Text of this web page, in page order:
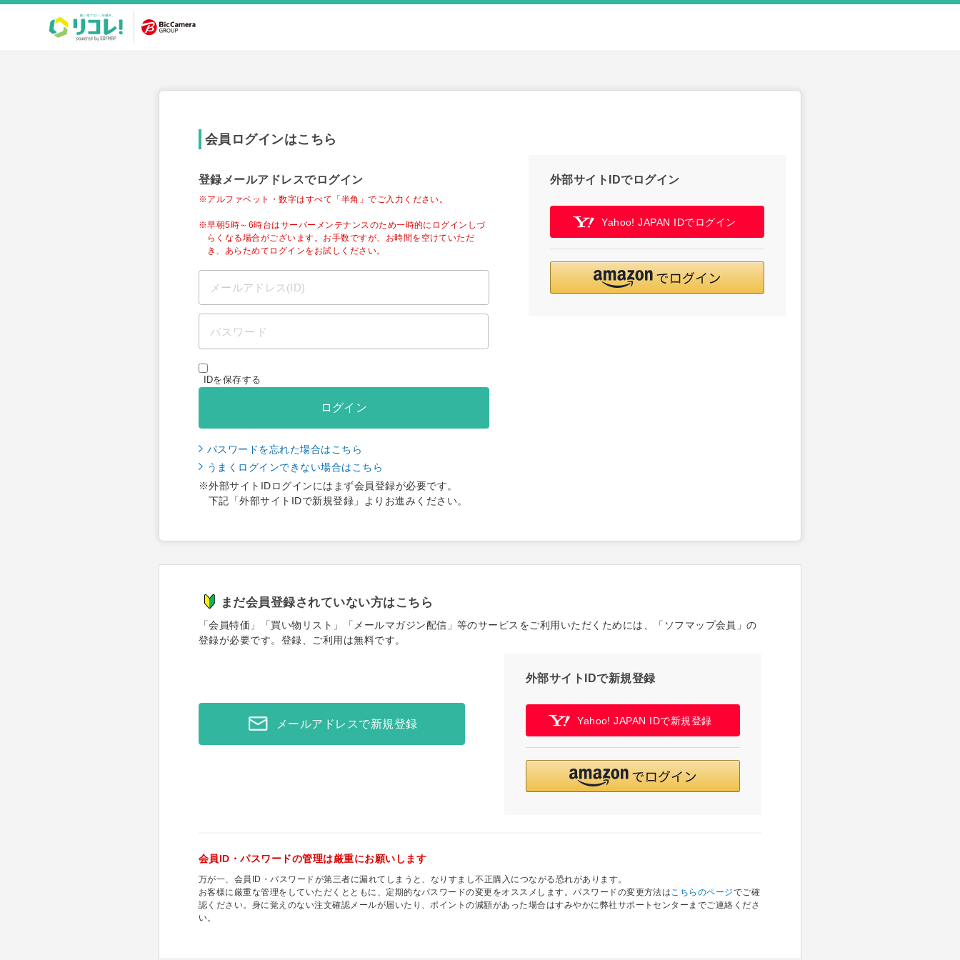
会員ログインはこちら
登録メールアドレスでログイン
※アルファベット・数字はすべて「半角」でご入力ください。
※早朝5時～6時台はサーバーメンテナンスのため一時的にログインしづ
らくなる場合がございます。お手数ですが、お時間を空けていただ
き、あらためてログインをお試しください。
IDを保存する
ログイン
パスワードを忘れた場合はこちら
うまくログインできない場合はこちら
※外部サイトIDログインにはまず会員登録が必要です。
下記「外部サイトIDで新規登録」よりお進みください。
外部サイトIDでログイン
Yahoo! JAPAN IDでログイン
まだ会員登録されていない方はこちら
「会員特価」「買い物リスト」「メールマガジン配信」等のサービスをご利用いただくためには、「ソフマップ会員」の
登録が必要です。登録、ご利用は無料です。
メールアドレスで新規登録
外部サイトIDで新規登録
Yahoo! JAPAN IDで新規登録
会員ID・パスワードの管理は厳重にお願いします
万が一、会員ID・パスワードが第三者に漏れてしまうと、なりすまし不正購入につながる恐れがあります。
お客様に厳重な管理をしていただくとともに、定期的なパスワードの変更をオススメします。パスワードの変更方法はこちらのページでご確
認ください。身に覚えのない注文確認メールが届いたり、ポイントの減額があった場合はすみやかに弊社サポートセンターまでご連絡くださ
い。